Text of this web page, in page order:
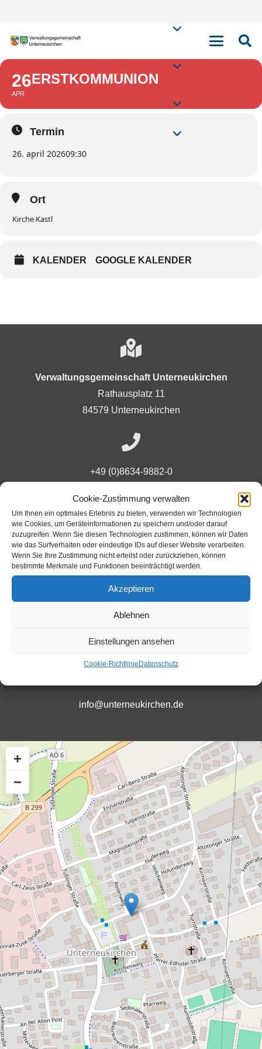
Cookie-Zustimmung verwalten
Um Ihnen ein optimales Erlebnis zu bieten, verwenden wir Technologien
wie Cookies, um Geräteinformationen zu speichern und/oder darauf
zuzugreifen. Wenn Sie diesen Technologien zustimmen, können wir Daten
wie das Surfverhalten oder eindeutige IDs auf dieser Website verarbeiten.
Wenn Sie Ihre Zustimmung nicht erteilst oder zurückziehen, können
bestimmte Merkmale und Funktionen beeinträchtigt werden.
Akzeptieren
Ablehnen
Einstellungen ansehen
Cookie-Richtlinie Datenschutz
ERSTKOMMUNION
26
APR
ERSTKOMMUNION
Termin
26. april 202609:30
Ort
Kirche Kastl
KALENDER GOOGLE KALENDER
Verwaltungsgemeinschaft Unterneukirchen
Rathausplatz 11
84579 Unterneukirchen
+49 (0)8634-9882-0
Ansprechpartner
+49 (0)8634-9882-22
Öffnungszeiten
info@unterneukirchen.de
+
−